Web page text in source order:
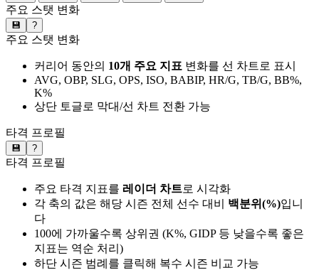
주요 스탯 변화
💾 ?
주요 스탯 변화
커리어 동안의 10개 주요 지표 변화를 선 차트로 표시
AVG, OBP, SLG, OPS, ISO, BABIP, HR/G, TB/G, BB%,
K%
상단 토글로 막대/선 차트 전환 가능
타격 프로필
💾 ?
타격 프로필
주요 타격 지표를 레이더 차트로 시각화
각 축의 값은 해당 시즌 전체 선수 대비 백분위(%)입니
다
100에 가까울수록 상위권 (K%, GIDP 등 낮을수록 좋은
지표는 역순 처리)
하단 시즌 범례를 클릭해 복수 시즌 비교 가능